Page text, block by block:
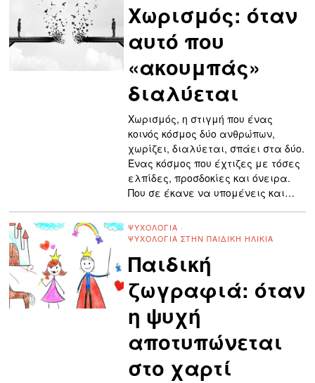
Χωρισμός: όταν
αυτό που
«ακουμπάς»
διαλύεται
Χωρισμός, η στιγμή που ένας
κοινός κόσμος δύο ανθρώπων,
χωρίζει, διαλύεται, σπάει στα δύο.
Ένας κόσμος που έχτιζες με τόσες
ελπίδες, προσδοκίες και όνειρα.
Που σε έκανε να υπομένεις και…
ΨΥΧΟΛΟΓΊΑ ·
ΨΥΧΟΛΟΓΊΑ ΣΤΗΝ ΠΑΙΔΙΚΉ ΗΛΙΚΊΑ
Παιδική
ζωγραφιά: όταν
η ψυχή
αποτυπώνεται
στο χαρτί